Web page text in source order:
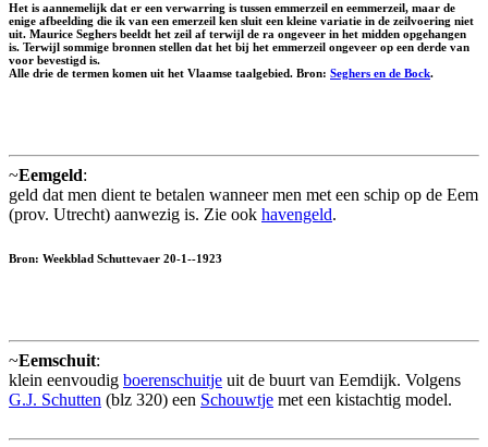
Het is aannemelijk dat er een verwarring is tussen emmerzeil en eemmerzeil, maar de
enige afbeelding die ik van een emerzeil ken sluit een kleine variatie in de zeilvoering niet
uit. Maurice Seghers beeldt het zeil af terwijl de ra ongeveer in het midden opgehangen
is. Terwijl sommige bronnen stellen dat het bij het emmerzeil ongeveer op een derde van
voor bevestigd is.
Alle drie de termen komen uit het Vlaamse taalgebied. Bron: Seghers en de Bock.
~Eemgeld:
geld dat men dient te betalen wanneer men met een schip op de Eem
(prov. Utrecht) aanwezig is. Zie ook havengeld.
Bron: Weekblad Schuttevaer 20-1--1923
~Eemschuit:
klein eenvoudig boerenschuitje uit de buurt van Eemdijk. Volgens
G.J. Schutten (blz 320) een Schouwtje met een kistachtig model.